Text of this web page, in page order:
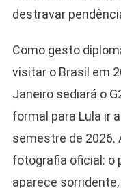
destravar
Como gesto
visitar o Brasil em
Janeiro sediará o
formal para Lula ir
semestre de 2026.
fotografia oficial: o
aparece